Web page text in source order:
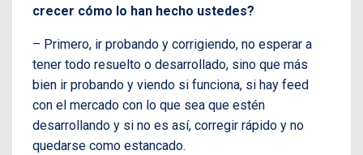
crecer cómo lo han hecho ustedes?
– Primero, ir probando y corrigiendo, no esperar a
tener todo resuelto o desarrollado, sino que más
bien ir probando y viendo si funciona, si hay feed
con el mercado con lo que sea que estén
desarrollando y si no es así, corregir rápido y no
quedarse como estancado.